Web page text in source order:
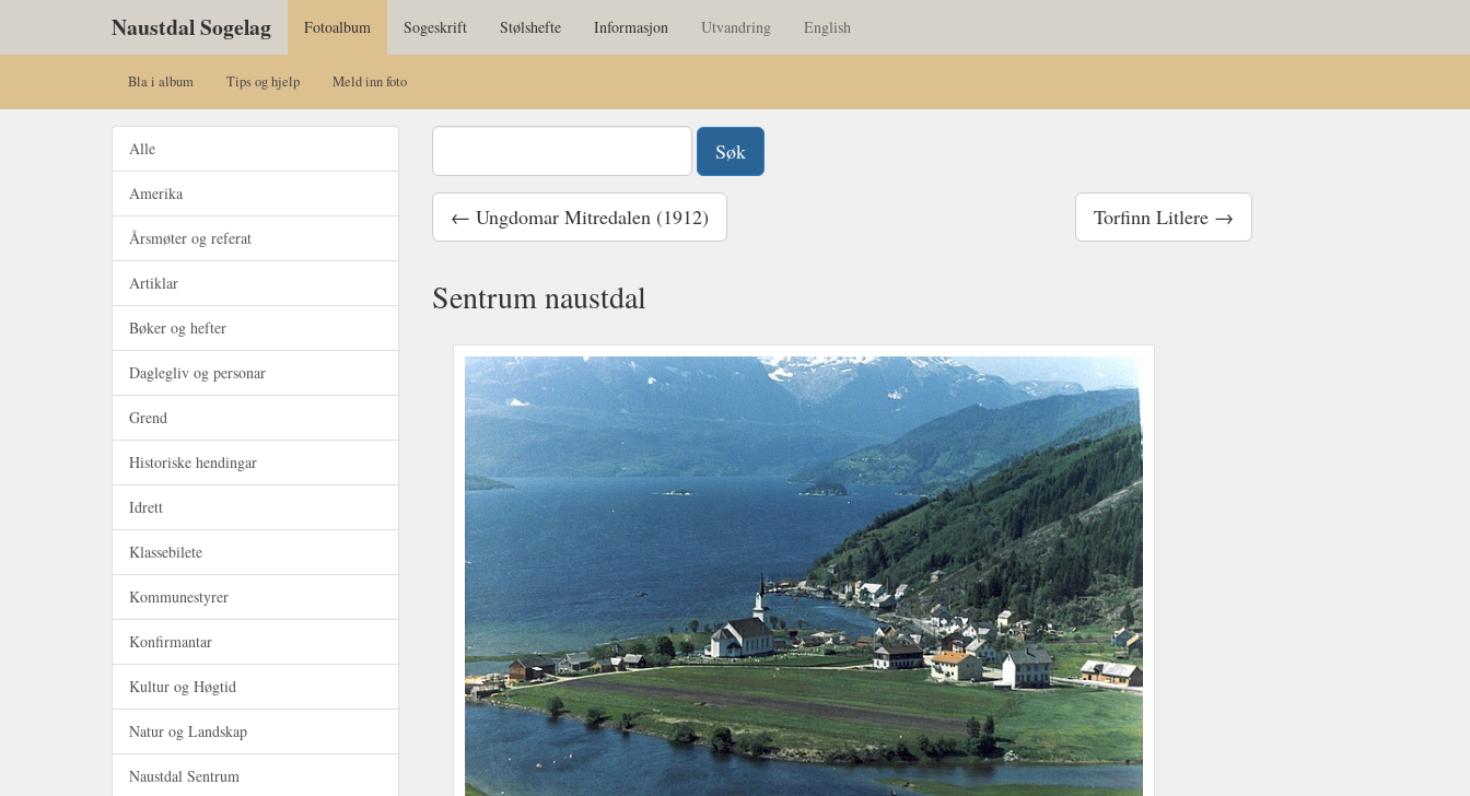
Naustdal Sogelag Fotoalbum Sogeskrift Stølshefte Informasjon Utvandring English
Bla i album Tips og hjelp Meld inn foto
Alle
Amerika
Årsmøter og referat
Artiklar
Bøker og hefter
Daglegliv og personar
Grend
Historiske hendingar
Idrett
Klassebilete
Kommunestyrer
Konfirmantar
Kultur og Høgtid
Natur og Landskap
Naustdal Sentrum
← Ungdomar Mitredalen (1912) Torfinn Litlere →
Sentrum naustdal